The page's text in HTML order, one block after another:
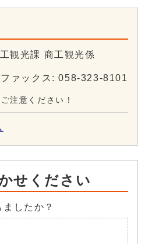
観光課 商工観光係
ファックス: 058-323-8101
注意ください！
せください
したか？